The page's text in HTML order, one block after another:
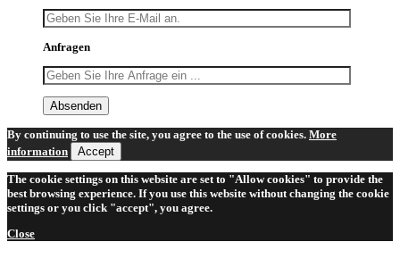
Anfragen
By continuing to use the site, you agree to the use of cookies. More
information
Accept
The cookie settings on this website are set to "Allow cookies" to provide the
best browsing experience. If you use this website without changing the cookie
settings or you click "accept", you agree.
Close